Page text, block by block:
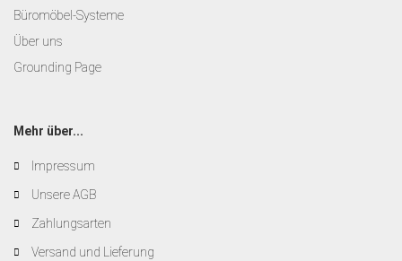
Büromöbel-Systeme
Über uns
Grounding Page
Mehr über...
Impressum
Unsere AGB
Zahlungsarten
Versand und Lieferung